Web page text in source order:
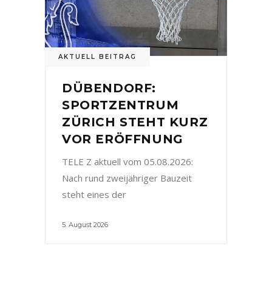
AKTUELL BEITRAG
DÜBENDORF:
SPORTZENTRUM
ZÜRICH STEHT KURZ
VOR ERÖFFNUNG
TELE Z aktuell vom 05.08.2026:
Nach rund zweijähriger Bauzeit
steht eines der
5. August 2026